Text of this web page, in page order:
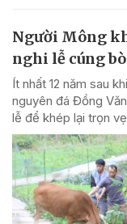
Người Mông
nghi lễ cúng bò
Ít nhất 12 năm sau
nguyên đá Đồng
lễ để khép lại trọn